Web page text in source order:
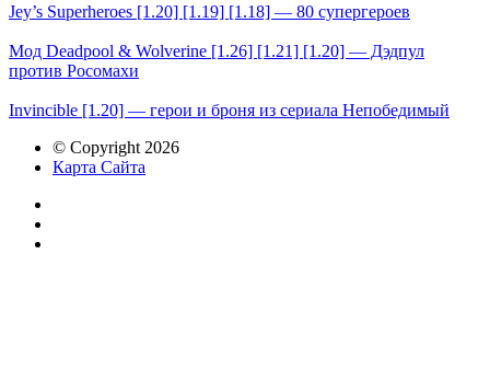
Jey’s Superheroes [1.20] [1.19] [1.18] — 80 супергероев
Мод Deadpool & Wolverine [1.26] [1.21] [1.20] — Дэдпул
против Росомахи
Invincible [1.20] — герои и броня из сериала Непобедимый
© Copyright 2026
Карта Сайта